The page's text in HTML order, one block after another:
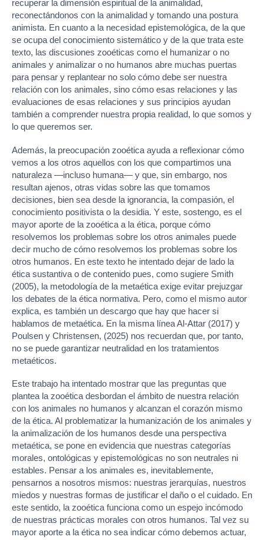
recuperar la dimensión espiritual de la animalidad,
reconectándonos con la animalidad y tomando una postura
animista. En cuanto a la necesidad epistemológica, de la que
se ocupa del conocimiento sistemático y de la que trata este
texto, las discusiones zooéticas como el humanizar o no
animales y animalizar o no humanos abre muchas puertas
para pensar y replantear no solo cómo debe ser nuestra
relación con los animales, sino cómo esas relaciones y las
evaluaciones de esas relaciones y sus principios ayudan
también a comprender nuestra propia realidad, lo que somos y
lo que queremos ser.
Además, la preocupación zooética ayuda a reflexionar cómo
vemos a los otros aquellos con los que compartimos una
naturaleza —incluso humana— y que, sin embargo, nos
resultan ajenos, otras vidas sobre las que tomamos
decisiones, bien sea desde la ignorancia, la compasión, el
conocimiento positivista o la desidia. Y este, sostengo, es el
mayor aporte de la zooética a la ética, porque cómo
resolvemos los problemas sobre los otros animales puede
decir mucho de cómo resolvemos los problemas sobre los
otros humanos. En este texto he intentado dejar de lado la
ética sustantiva o de contenido pues, como sugiere Smith
(2005), la metodología de la metaética exige evitar prejuzgar
los debates de la ética normativa. Pero, como el mismo autor
explica, es también un descargo que hay que hacer si
hablamos de metaética. En la misma línea Al-Attar (2017) y
Poulsen y Christensen, (2025) nos recuerdan que, por tanto,
no se puede garantizar neutralidad en los tratamientos
metaéticos.
Este trabajo ha intentado mostrar que las preguntas que
plantea la zooética desbordan el ámbito de nuestra relación
con los animales no humanos y alcanzan el corazón mismo
de la ética. Al problematizar la humanización de los animales y
la animalización de los humanos desde una perspectiva
metaética, se pone en evidencia que nuestras categorías
morales, ontológicas y epistemológicas no son neutrales ni
estables. Pensar a los animales es, inevitablemente,
pensarnos a nosotros mismos: nuestras jerarquías, nuestros
miedos y nuestras formas de justificar el daño o el cuidado. En
este sentido, la zooética funciona como un espejo incómodo
de nuestras prácticas morales con otros humanos. Tal vez su
mayor aporte a la ética no sea indicar cómo debemos actuar,